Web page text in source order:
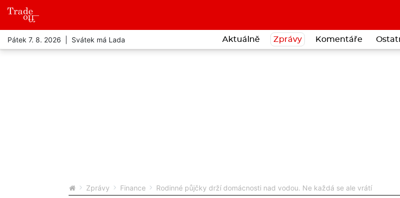
Pátek 7. 8. 2026 | Svátek má Lada Aktuálně Zprávy Komentáře
Zprávy Finance Rodinné půjčky drží domácnosti nad vodou. Ne každá se ale vrátí